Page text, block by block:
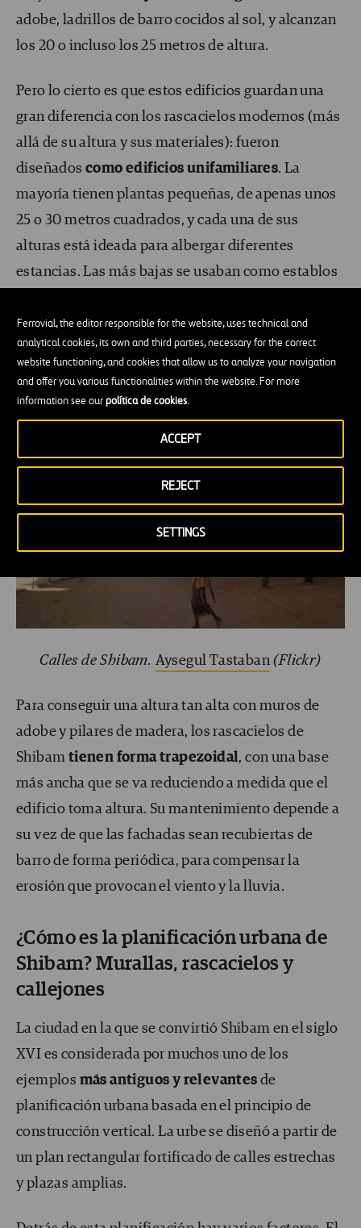
Ferrovial, the editor responsible for the website, uses technical and
analytical cookies, its own and third parties, necessary for the correct
website functioning, and cookies that allow us to analyze your navigation
and offer you various functionalities within the website. For more
information see ourpolítica de cookies.
SETTINGS
REJECT
ACCEPT
adobe, ladrillos de barro cocidos al sol, y alcanzan
los 20 o incluso los 25 metros de altura.
Pero lo cierto es que estos edificios guardan una
gran diferencia con los rascacielos modernos (más
allá de su altura y sus materiales): fueron
diseñadoscomo edificios unifamiliares. La
mayoría tienen plantas pequeñas, de apenas unos
25 o 30 metros cuadrados, y cada una de sus
alturas está ideada para albergar diferentes
estancias. Las más bajas se usaban como establos
como cocinas, comedores y salones y las más
altas, como dormitorios.
Calles de Shibam. Aysegul Tastaban(Flickr)
Para conseguir una altura tan alta con muros de
adobe y pilares de madera, los rascacielos de
Shibam tienen forma trapezoidal, con una base
más ancha que se va reduciendo a medida que el
edificio toma altura. Su mantenimiento depende a
su vez de que las fachadas sean recubiertas de
barro de forma periódica, para compensar la
erosión que provocan el viento y la lluvia.
¿Cómo es la planificación urbana de
Shibam? Murallas, rascacielos y
callejones
La ciudad en la que se convirtió Shibam en el siglo
XVI es considerada por muchos uno de los
ejemplos más antiguos y relevantes de
planificación urbana basada en el principio de
construcción vertical. La urbe se diseñó a partir de
un plan rectangular fortificado de calles estrechas
y plazas amplias.